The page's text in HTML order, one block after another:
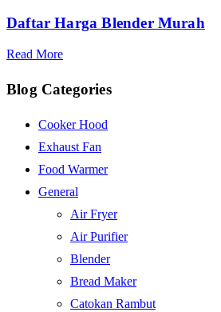
Daftar Harga Blender Murah
Read More
Blog Categories
Cooker Hood
Exhaust Fan
Food Warmer
General
Air Fryer
Air Purifier
Blender
Bread Maker
Catokan Rambut